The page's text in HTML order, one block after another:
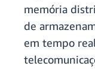
memória
de
em tempo